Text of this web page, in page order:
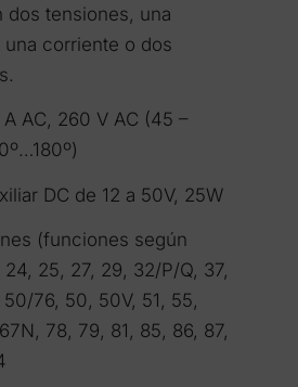
dos tensiones, una
corriente o dos
AC, 260 V AC (45 –
DC de 12 a 50V, 25W
(funciones según
24, 25, 27, 29, 32/P/Q, 37,
76, 50, 50V, 51, 55,
78, 79, 81, 85, 86, 87,